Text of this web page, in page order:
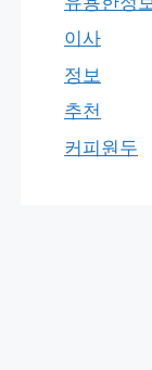
이사
정보
추천
커피원두